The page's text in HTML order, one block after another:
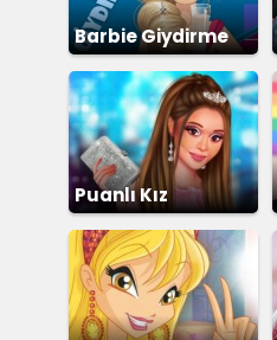
Barbie Giydirme
Puanlı Kız
Giydirme